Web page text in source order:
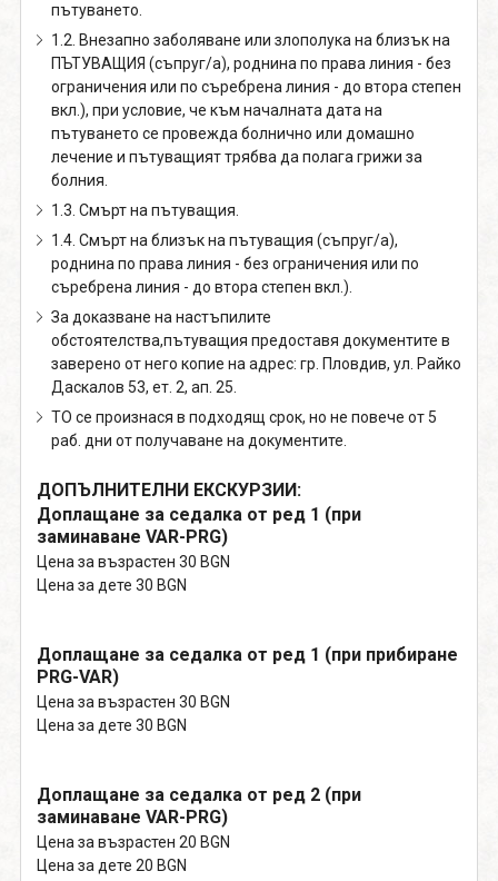
пътуването.
1.2. Внезапно заболяване или злополука на близък на
ПЪТУВАЩИЯ (съпруг/а), роднина по права линия - без
ограничения или по съребрена линия - до втора степен
вкл.), при условие, че към началната дата на
пътуването се провежда болнично или домашно
лечение и пътуващият трябва да полага грижи за
болния.
1.3. Смърт на пътуващия.
1.4. Смърт на близък на пътуващия (съпруг/а),
роднина по права линия - без ограничения или по
съребрена линия - до втора степен вкл.).
За доказване на настъпилите
обстоятелства,пътуващия предоставя документите в
заверено от него копие на адрес: гр. Пловдив, ул. Райко
Даскалов 53, ет. 2, ап. 25.
ТО се произнася в подходящ срок, но не повече от 5
раб. дни от получаване на документите.
ДОПЪЛНИТЕЛНИ ЕКСКУРЗИИ:
Доплащане за седалка от ред 1 (при
заминаване VAR-PRG)
Цена за възрастен 30 BGN
Цена за дете 30 BGN
Доплащане за седалка от ред 1 (при прибиране
PRG-VAR)
Цена за възрастен 30 BGN
Цена за дете 30 BGN
Доплащане за седалка от ред 2 (при
заминаване VAR-PRG)
Цена за възрастен 20 BGN
Цена за дете 20 BGN